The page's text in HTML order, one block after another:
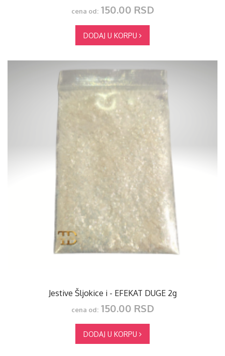
cena od:150.00 RSD
DODAJ U KORPU
Jestive Šljokice i - EFEKAT DUGE 2g
cena od:150.00 RSD
DODAJ U KORPU